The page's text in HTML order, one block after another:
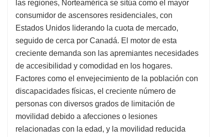
las regiones, Norteamérica se sitúa como el mayor
consumidor de ascensores residenciales, con
Estados Unidos liderando la cuota de mercado,
seguido de cerca por Canadá. El motor de esta
creciente demanda son las apremiantes necesidades
de accesibilidad y comodidad en los hogares.
Factores como el envejecimiento de la población con
discapacidades físicas, el creciente número de
personas con diversos grados de limitación de
movilidad debido a afecciones o lesiones
relacionadas con la edad, y la movilidad reducida